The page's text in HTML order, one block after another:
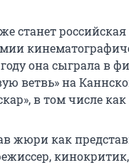
станет
она сыграла в
ветвь» на
в том числе
жюри как